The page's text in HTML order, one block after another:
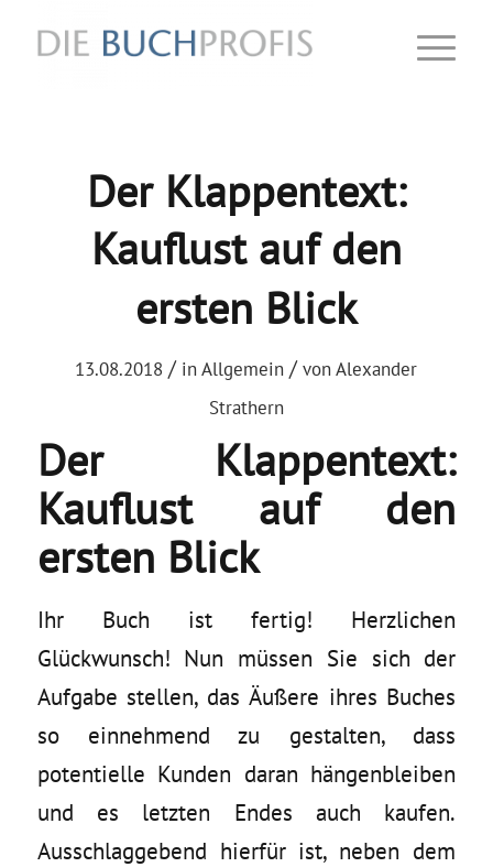
Der Klappentext:
Kauflust auf den
ersten Blick
13.08.2018 / inAllgemein / vonAlexander
Strathern
Der Klappentext:
Kauflust auf den
ersten Blick
Ihr Buch ist fertig! Herzlichen
Glückwunsch! Nun müssen Sie sich der
Aufgabe stellen, das Äußere ihres Buches
so einnehmend zu gestalten, dass
potentielle Kunden daran hängenbleiben
und es letzten Endes auch kaufen.
Ausschlaggebend hierfür ist, neben dem